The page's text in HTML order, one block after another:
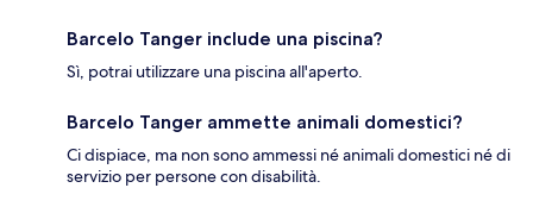
Barcelo Tanger include una piscina?
Sì, potrai utilizzare una piscina all'aperto.
Barcelo Tanger ammette animali domestici?
Ci dispiace, ma non sono ammessi né animali domestici né di
servizio per persone con disabilità.